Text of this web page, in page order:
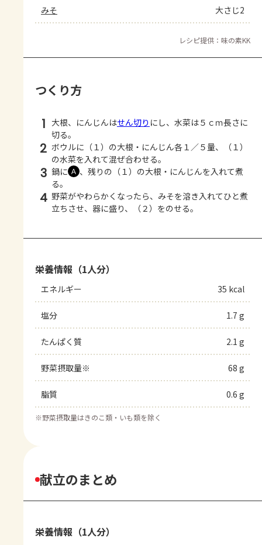
みそ 大さじ2
レシピ提供：味の素KK
つくり方
1 大根、にんじんはせん切り にし、水菜は５ｃｍ長さに
切る。
2 ボウルに（１）の大根・にんじん各１／５量、（１）
の水菜を入れて混ぜ合わせる。
3 鍋に Ａ 、残りの（１）の大根・にんじんを入れて煮
る。
4 野菜がやわらかくなったら、みそを溶き入れてひと煮
立ちさせ、器に盛り、（２）をのせる。
栄養情報（1人分）
エネルギー 35 kcal
塩分 1.7 g
たんぱく質 2.1 g
野菜摂取量※ 68 g
脂質 0.6 g
※野菜摂取量はきのこ類・いも類を除く
献立のまとめ
栄養情報（1人分）